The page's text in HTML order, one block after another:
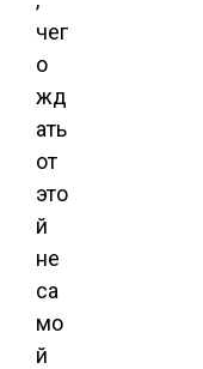
чег
о
жд
ать
от
это
й
не
са
мо
й